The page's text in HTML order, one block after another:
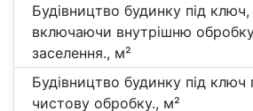
Будівництво будинку під ключ,
включаючи внутрішню
заселення., м²
Будівництво будинку під ключ
чистову обробку., м²